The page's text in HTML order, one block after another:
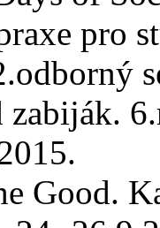
pro
zabiják.
Good.